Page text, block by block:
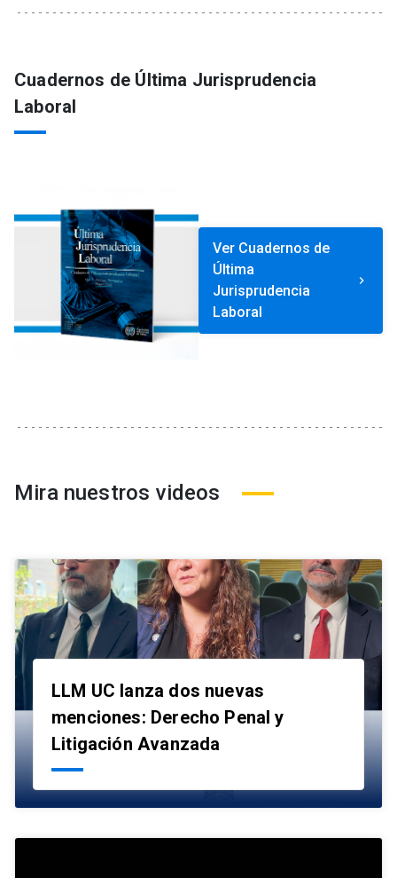
Cuadernos de Última Jurisprudencia
Laboral
Ver Cuadernos de
Última
Jurisprudencia
Laboral
keyboard_arrow_right
Mira nuestros videos
LLM UC lanza dos nuevas
menciones: Derecho Penal y
Litigación Avanzada